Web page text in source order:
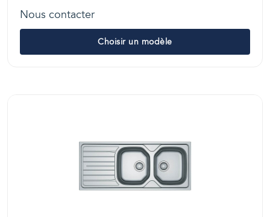
Nous contacter
Choisir un modèle